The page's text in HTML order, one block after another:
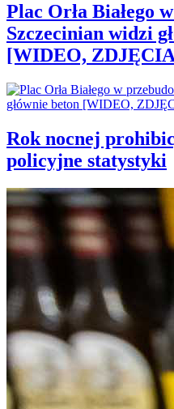
Plac Orła Białego
Szczecinian widzi
[WIDEO,
Rok nocnej
policyjne statystyki